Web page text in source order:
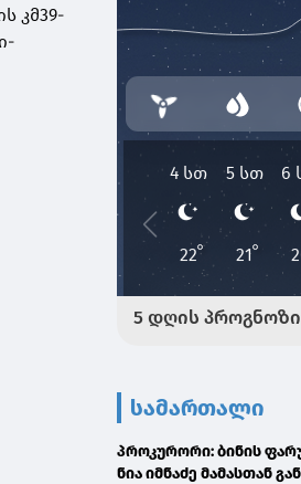
კმ39-
სამართალი
პროკურორი: ბინის
ნია იმნაძე მამასთან